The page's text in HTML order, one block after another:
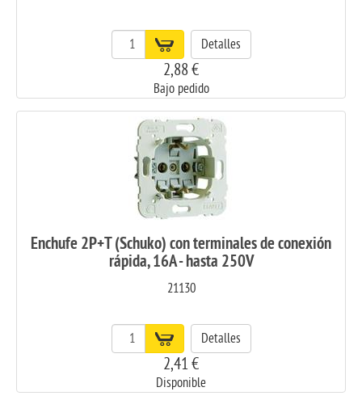
Detalles
2,88 €
Bajo pedido
Enchufe 2P+T (Schuko) con terminales de conexión
rápida, 16A - hasta 250V
21130
Detalles
2,41 €
Disponible